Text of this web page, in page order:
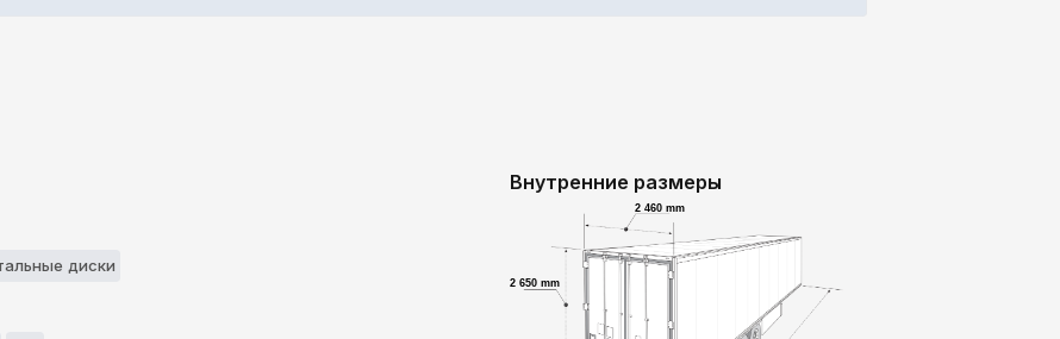
диски
Внутренние размеры
2 460 mm
2 650 mm